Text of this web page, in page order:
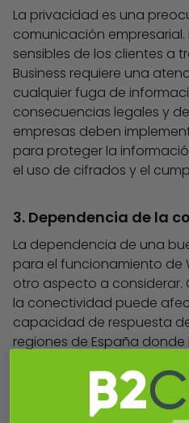
La privacidad es una
comunicación
sensibles de los clientes a
Business requiere una
cualquier fuga de
consecuencias legales y
empresas deben
para proteger la
el uso de cifrados y el
3. Dependencia de la
La dependencia de una
para el funcionamiento de
otro aspecto a considerar.
la conectividad puede
capacidad de respuesta
regiones de España
esto puede suponer un
importante contar con
telefónicas o correo